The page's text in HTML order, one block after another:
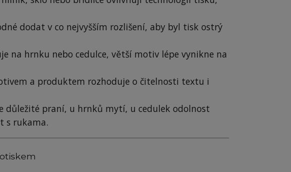
dodat v co nejvyšším rozlišení, aby byl tisk ostrý
na hrnku nebo cedulce, větší motiv lépe vynikne na
a produktem rozhoduje o čitelnosti textu i
důležité praní, u hrnků mytí, u cedulek odolnost
s rukama.